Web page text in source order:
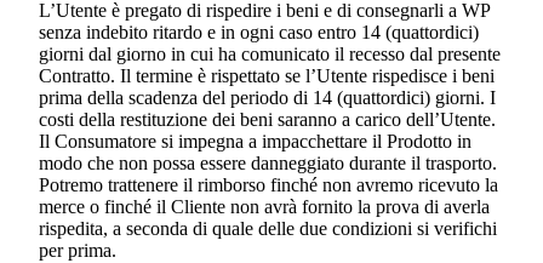
L’Utente è pregato di rispedire i beni e di consegnarli a WP
senza indebito ritardo e in ogni caso entro 14 (quattordici)
giorni dal giorno in cui ha comunicato il recesso dal presente
Contratto. Il termine è rispettato se l’Utente rispedisce i beni
prima della scadenza del periodo di 14 (quattordici) giorni. I
costi della restituzione dei beni saranno a carico dell’Utente.
Il Consumatore si impegna a impacchettare il Prodotto in
modo che non possa essere danneggiato durante il trasporto.
Potremo trattenere il rimborso finché non avremo ricevuto la
merce o finché il Cliente non avrà fornito la prova di averla
rispedita, a seconda di quale delle due condizioni si verifichi
per prima.